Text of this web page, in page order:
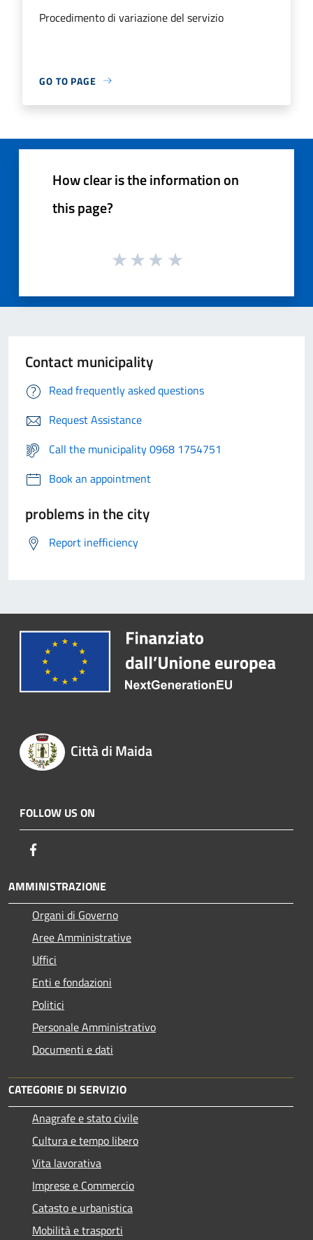
Procedimento di variazione del servizio
GO TO PAGE
How clear is the information on
this page?
Contact municipality
Read frequently asked questions
Request Assistance
Call the municipality 0968 1754751
Book an appointment
problems in the city
Report inefficiency
Città di Maida
FOLLOW US ON
AMMINISTRAZIONE
Organi di Governo
Aree Amministrative
Uffici
Enti e fondazioni
Politici
Personale Amministrativo
Documenti e dati
CATEGORIE DI SERVIZIO
Anagrafe e stato civile
Cultura e tempo libero
Vita lavorativa
Imprese e Commercio
Catasto e urbanistica
Mobilità e trasporti